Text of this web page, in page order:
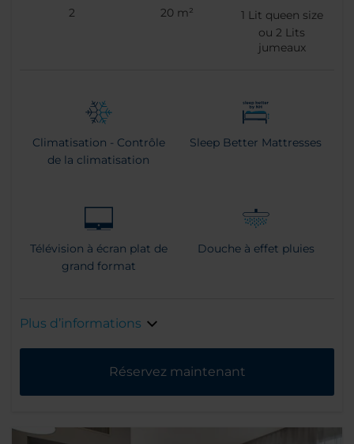
2 20 m² 1 Lit queen size
ou2 Lits
jumeaux
Climatisation - Contrôle
de la climatisation
Sleep Better Mattresses
Télévision à écran plat de
grand format
Douche à effet pluies
Plus d’informations
Réservez maintenant